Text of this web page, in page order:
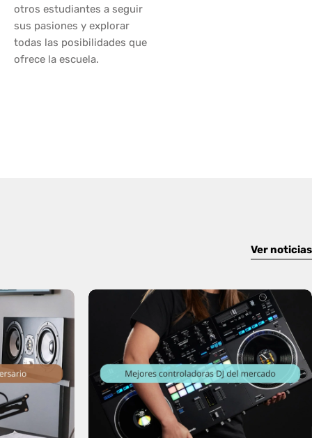
otros estudiantes a seguir
sus pasiones y explorar
todas las posibilidades que
ofrece la escuela.
Ver noticias